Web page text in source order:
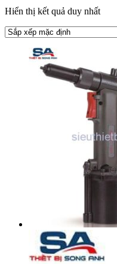
Hiển thị kết quả duy nhất